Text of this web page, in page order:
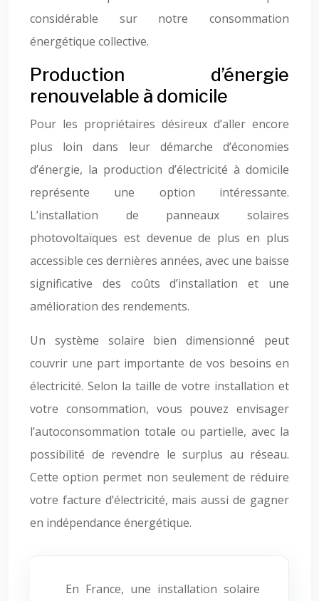
considérable sur notre consommation
énergétique collective.
Production d’énergie
renouvelable à domicile
Pour les propriétaires désireux d’aller encore
plus loin dans leur démarche d’économies
d’énergie, la production d’électricité à domicile
représente une option intéressante.
L’installation de panneaux solaires
photovoltaïques est devenue de plus en plus
accessible ces dernières années, avec une baisse
significative des coûts d’installation et une
amélioration des rendements.
Un système solaire bien dimensionné peut
couvrir une part importante de vos besoins en
électricité. Selon la taille de votre installation et
votre consommation, vous pouvez envisager
l’autoconsommation totale ou partielle, avec la
possibilité de revendre le surplus au réseau.
Cette option permet non seulement de réduire
votre facture d’électricité, mais aussi de gagner
en indépendance énergétique.
En France, une installation solaire